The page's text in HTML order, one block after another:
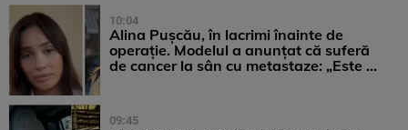
10:04
Alina Pușcău, în lacrimi înainte de
operație. Modelul a anunțat că suferă
de cancer la sân cu metastaze: „Este ...
09:45